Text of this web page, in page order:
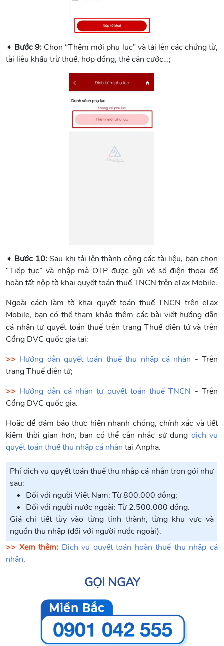
➧ Bước 9: Chọn “Thêm mới phụ lục” và tải lên các chứng từ,
tài liệu khấu trừ thuế, hợp đồng, thẻ căn cước…;
➧ Bước 10:Sau khi tải lên thành công các tài liệu, bạn chọn
“Tiếp tục” và nhập mã OTP được gửi về số điện thoại để
hoàn tất nộp tờ khai quyết toán thuế TNCN trên eTax Mobile.
Ngoài cách làm tờ khai quyết toán thuế TNCN trên eTax
Mobile, bạn có thể tham khảo thêm các bài viết hướng dẫn
cá nhân tự quyết toán thuế trên trang Thuế điện tử và trên
Cổng DVC quốc gia tại:
>> Hướng dẫn quyết toán thuế thu nhập cá nhân - Trên
trang Thuế điện tử;
>> Hướng dẫn cá nhân tự quyết toán thuế TNCN - Trên
Cổng DVC quốc gia.
Hoặc để đảm bảo thực hiện nhanh chóng, chính xác và tiết
kiệm thời gian hơn, bạn có thể cân nhắc sử dụng dịch vụ
quyết toán thuế thu nhập cá nhân tại Anpha.
Phí dịch vụ quyết toán thuế thu nhập cá nhân trọn gói như
sau:
Đối với người Việt Nam: Từ 800.000 đồng;
Đối với người nước ngoài: Từ 2.500.000 đồng.
Giá chi tiết tùy vào từng tỉnh thành, từng khu vực và
nguồn thu nhập (đối với người nước ngoài).
>> Xem thêm: Dịch vụ quyết toán hoàn thuế thu nhập cá
nhân.
GỌI NGAY